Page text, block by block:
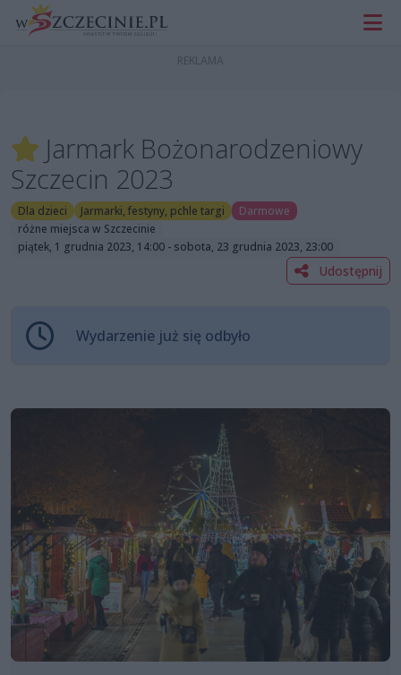
Jarmark Bożonarodzeniowy
Szczecin 2023
Dla dzieci Jarmarki, festyny, pchle targi
Darmowe
różne miejsca w Szczecinie
piątek, 1 grudnia 2023, 14:00 - sobota, 23 grudnia 2023, 23:00
Udostępnij
Wydarzenie już się odbyło